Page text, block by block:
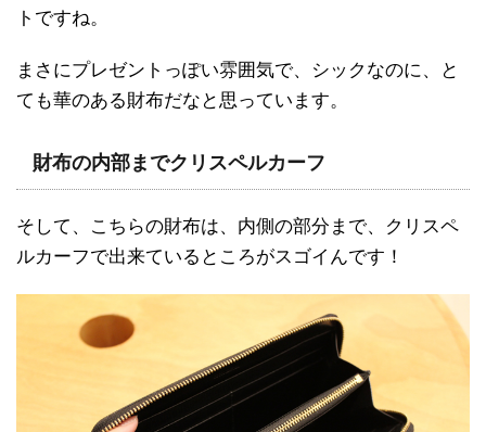
トですね。
まさにプレゼントっぽい雰囲気で、シックなのに、と
ても華のある財布だなと思っています。
財布の内部までクリスペルカーフ
そして、こちらの財布は、内側の部分まで、クリスペ
ルカーフで出来ているところがスゴイんです！